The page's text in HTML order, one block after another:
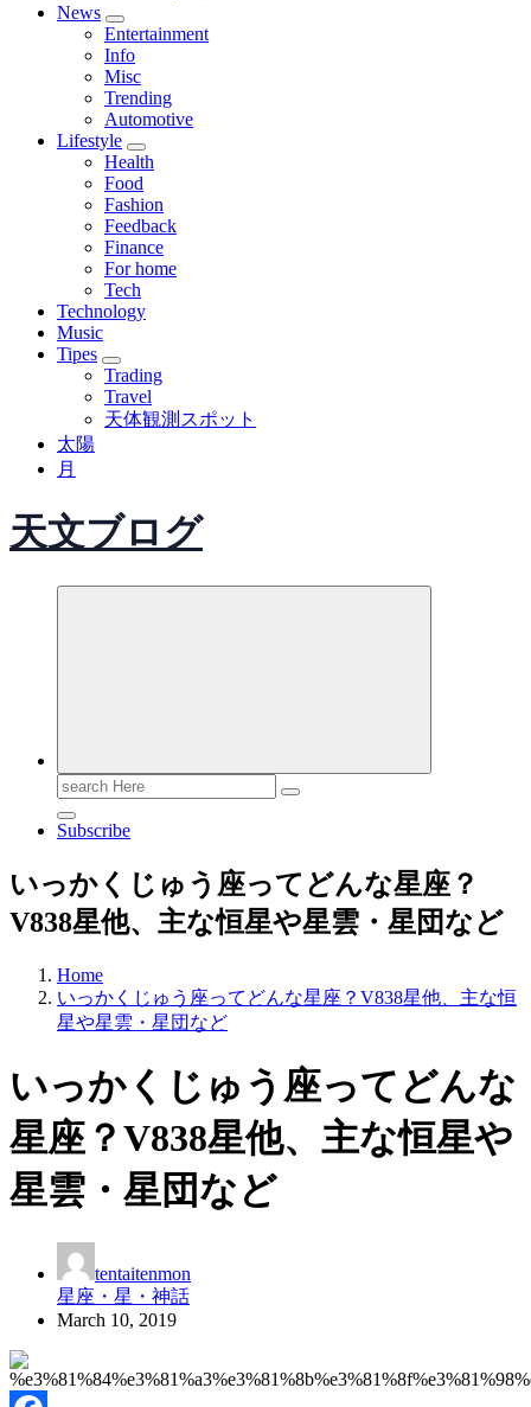
News
Entertainment
Info
Misc
Trending
Automotive
Lifestyle
Health
Food
Fashion
Feedback
Finance
For home
Tech
Technology
Music
Tipes
Trading
Travel
天体観測スポット
太陽
月
天文ブログ
Search
for:
Subscribe
いっかくじゅう座ってどんな星座？
V838星他、主な恒星や星雲・星団など
Home
いっかくじゅう座ってどんな星座？V838星他、主な恒
星や星雲・星団など
いっかくじゅう座ってどんな
星座？V838星他、主な恒星や
星雲・星団など
tentaitenmon
星座・星・神話
March 10, 2019